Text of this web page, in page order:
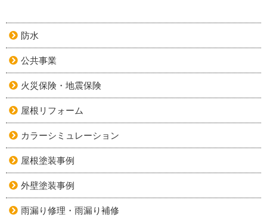
防水
公共事業
火災保険・地震保険
屋根リフォーム
カラーシミュレーション
屋根塗装事例
外壁塗装事例
雨漏り修理・雨漏り補修